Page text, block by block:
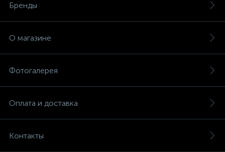
Бренды
О магазине
Фотогалерея
Оплата и доставка
Контакты